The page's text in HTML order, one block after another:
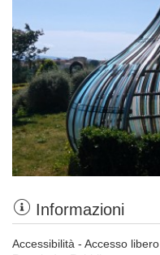
Informazioni
Accessibilità - Accesso libero